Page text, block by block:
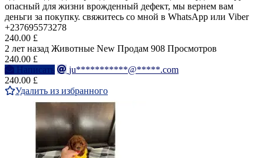
опасный для жизни врожденный дефект, мы вернем вам
деньги за покупку. свяжитесь со мной в WhatsApp или Viber
+237695573278
240.00 £
2 лет назад Животные New Продам 908 Просмотров
240.00 £
Написать
ju***********@*****.com
240.00 £
Удалить из избранного